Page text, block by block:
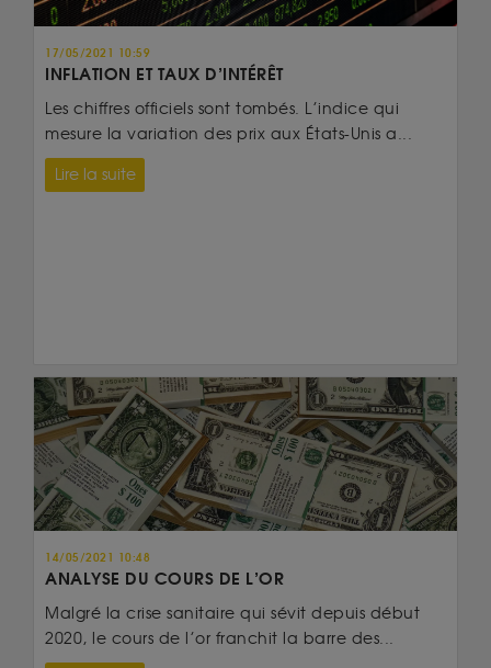
17/05/2021 10:59
INFLATION ET TAUX D’INTÉRÊT
Les chiffres officiels sont tombés. L’indice qui
mesure la variation des prix aux États-Unis a...
Lire la suite
14/05/2021 10:48
ANALYSE DU COURS DE L’OR
Malgré la crise sanitaire qui sévit depuis début
2020, le cours de l’or franchit la barre des...